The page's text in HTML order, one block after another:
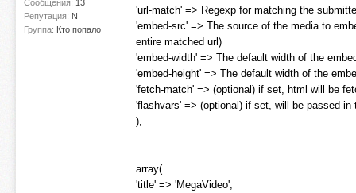
Сообщения: 13
Репутация: N
Группа: Кто попало
'url-match' => Regexp for matching the
'embed-src' => The source of the media to
entire matched url)
'embed-width' => The default width of the
'embed-height' => The default width of the
'fetch-match' => (optional) if set, html will be
'flashvars' => (optional) if set, will be passed
),
array(
'title' => 'MegaVideo',